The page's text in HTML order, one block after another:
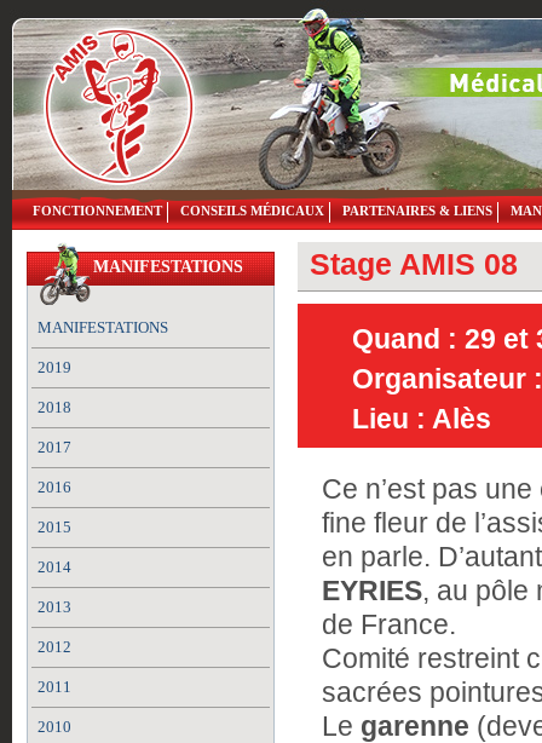
FONCTIONNEMENT CONSEILS MÉDICAUX PARTENAIRES & LIENS
MANIFESTATIONS
MANIFESTATIONS
2019
2018
2017
2016
2015
2014
2013
2012
2011
2010
Stage AMIS 08
Quand : 29 et
Organisateur
Lieu : Alès
Ce n’est pas
fine fleur de
en parle.
EYRIES, au pôle
de France.
Comité restreint
sacrées
Le garenne